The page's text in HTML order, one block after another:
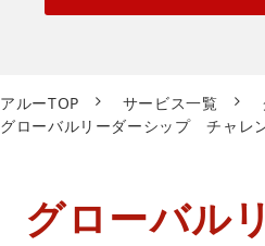
アルーTOP サービス一覧
グローバルリーダーシップ チャレ
グローバル